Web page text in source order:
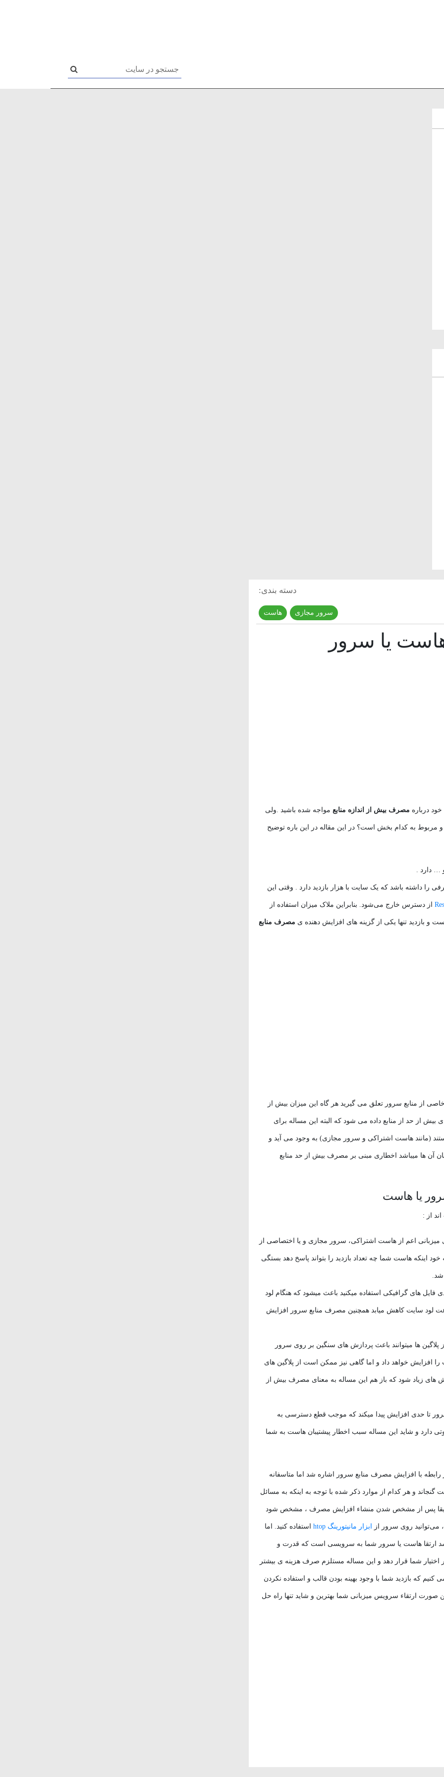
دسته بندی:
سرور مجازی هاست
یا سرور
خود درباره مصرف بیش از اندازه منابع مواجه شده باشید .ولی
به کدام بخش است؟ در این مقاله در این باره توضیح
… دارد .
داشته باشد که یک سایت با هزار بازدید دارد . وقتی این
از دسترس خارج می‌شود. بنابراین ملاک میزان استفاده از
مصرف منابع
از منابع سرور تعلق می گیرید هر گاه این میزان بیش از
بیش از حد از منابع داده می شود که البته این مساله برای
(مانند هاست اشتراکی و سرور مجازی) به وجود می آید و
آن ها میباشد اخطاری مبنی بر مصرف بیش از حد منابع
یا هاست
از :
اعم از هاست اشتراکی، سرور مجازی و یا اختصاصی از
خود اینکه هاست شما چه تعداد بازدید را بتواند پاسخ دهد بستگی
شد.
فایل های گرافیکی استفاده میکنید باعث میشود که هنگام لود
لود سایت کاهش میابد همچنین مصرف منابع سرور افزایش
پلاگین ها میتوانند باعث پردازش های سنگین بر روی سرور
افزایش خواهد داد و اما گاهی نیز ممکن است از پلاگین های
های زیاد شود که باز هم این مساله به معنای مصرف بیش از
سرور تا حدی افزایش پیدا میکند که موجب قطع دسترسی به
دارد و شاید این مساله سبب اخطار پیشتیبان هاست به شما
با افزایش مصرف منابع سرور اشاره شد اما متاسفانه
و هر کدام از موارد ذکر شده با توجه به اینکه به مسائل
دقیقا پس از مشخص شدن منشاء افزایش مصرف ، مشخص شود
می‌توانید روی سرور از ابزار مانیتورینگ htop استفاده کنید. اما
ارتقا هاست یا سرور شما به سرویسی است که قدرت و
اختیار شما قرار دهد و این مساله مستلزم صرف هزینه ی بیشتر
کنیم که بازدید شما با وجود بهینه بودن قالب و استفاده نکردن
صورت ارتقاء سرویس میزبانی شما بهترین و شاید تنها راه حل